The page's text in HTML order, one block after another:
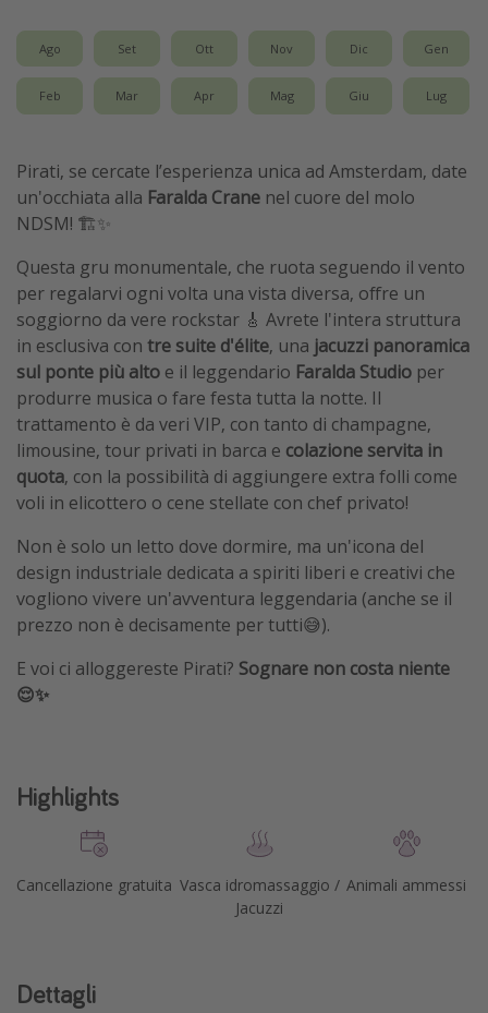
Altri argomenti
Travel magazine
Festività del 2026
Città più visitate
Ago Set Ott Nov Dic Gen
Feb Mar Apr Mag Giu Lug
Pirati, se cercate l’esperienza unica ad Amsterdam, date
un'occhiata alla Faralda Crane nel cuore del molo
NDSM! 🏗️✨
Questa gru monumentale, che ruota seguendo il vento
per regalarvi ogni volta una vista diversa, offre un
soggiorno da vere rockstar 🎸 Avrete l'intera struttura
in esclusiva con tre suite d'élite, una jacuzzi panoramica
sul ponte più alto e il leggendario Faralda Studio per
produrre musica o fare festa tutta la notte. Il
trattamento è da veri VIP, con tanto di champagne,
limousine, tour privati in barca e colazione servita in
quota, con la possibilità di aggiungere extra folli come
voli in elicottero o cene stellate con chef privato!
Non è solo un letto dove dormire, ma un'icona del
design industriale dedicata a spiriti liberi e creativi che
vogliono vivere un'avventura leggendaria (anche se il
prezzo non è decisamente per tutti😅).
E voi ci alloggereste Pirati? Sognare non costa niente
😌✨
Highlights
Cancellazione gratuita Vasca idromassaggio /
Jacuzzi
Animali ammessi
Dettagli